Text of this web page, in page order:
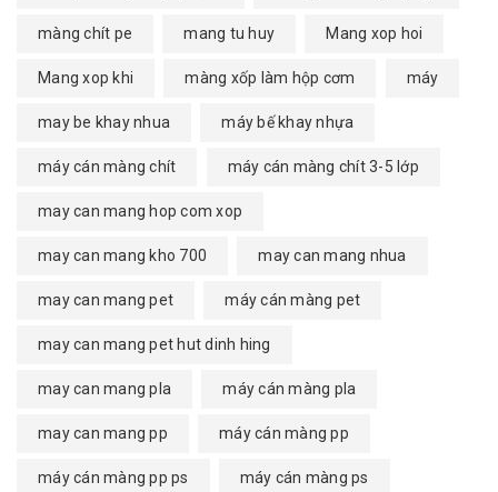
màng chít pe mang tu huy Mang xop hoi
Mang xop khi màng xốp làm hộp cơm máy
may be khay nhua máy bế khay nhựa
máy cán màng chít máy cán màng chít 3-5 lớp
may can mang hop com xop
may can mang kho 700 may can mang nhua
may can mang pet máy cán màng pet
may can mang pet hut dinh hing
may can mang pla máy cán màng pla
may can mang pp máy cán màng pp
máy cán màng pp ps máy cán màng ps